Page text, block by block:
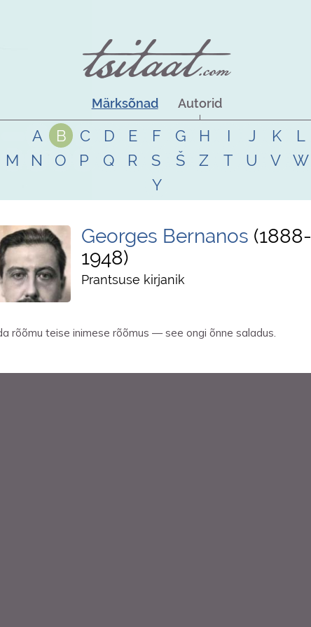
Märksõnad Autorid
A B C D E F G H I J K
L
M
N O P Q R S Š Z T U V
W
Y
Georges Bernanos 1888-
1948
Prantsuse kirjanik
rõõmu teise inimese rõõmus — see ongi õnne saladus.